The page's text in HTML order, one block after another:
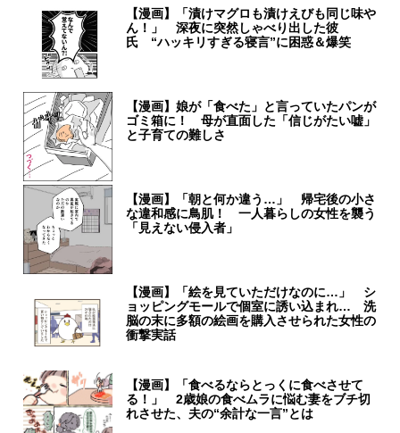
【漫画】「漬けマグロも漬けえびも同じ味や
ん！」 深夜に突然しゃべり出した彼
氏 “ハッキリすぎる寝言”に困惑＆爆笑
【漫画】娘が「食べた」と言っていたパンが
ゴミ箱に！ 母が直面した「信じがたい嘘」
と子育ての難しさ
【漫画】「朝と何か違う…」 帰宅後の小さ
な違和感に鳥肌！ 一人暮らしの女性を襲う
「見えない侵入者」
【漫画】「絵を見ていただけなのに…」 シ
ョッピングモールで個室に誘い込まれ… 洗
脳の末に多額の絵画を購入させられた女性の
衝撃実話
【漫画】「食べるならとっくに食べさせて
る！」 2歳娘の食べムラに悩む妻をブチ切
れさせた、夫の“余計な一言”とは